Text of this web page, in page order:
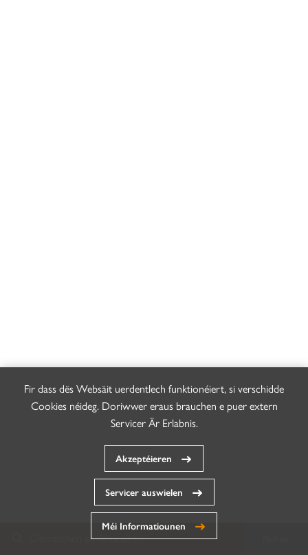
Demarchen an Annuaire
Fir dass dës Websäit uerdentlech funktionéiert, si verschidde
Cookies néideg. Doriwwer eraus brauchen e puer extern
Servicer Är Erlabnis.
Akzeptéieren
Servicer auswielen
Méi Informatiounen